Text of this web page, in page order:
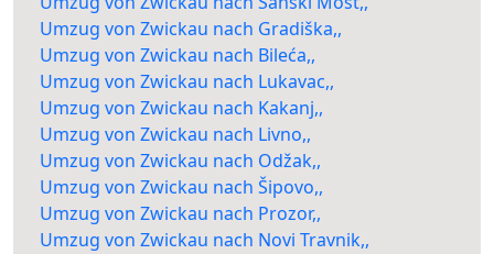
Umzug von Zwickau nach Gradiška,,
Umzug von Zwickau nach Bileća,,
Umzug von Zwickau nach Lukavac,,
Umzug von Zwickau nach Kakanj,,
Umzug von Zwickau nach Livno,,
Umzug von Zwickau nach Odžak,,
Umzug von Zwickau nach Šipovo,,
Umzug von Zwickau nach Prozor,,
Umzug von Zwickau nach Novi Travnik,,